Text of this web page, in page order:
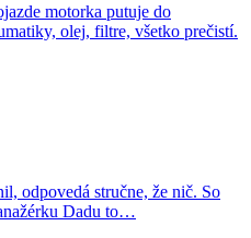
motorka putuje do
olej, filtre, všetko prečistí.
odpovedá stručne, že nič. So
Dadu to…